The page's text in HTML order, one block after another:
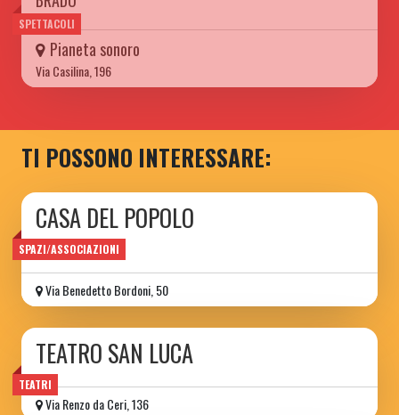
SPETTACOLI
Pianeta sonoro
Via Casilina, 196
TI POSSONO INTERESSARE:
SPAZI/ASSOCIAZIONI
CASA DEL POPOLO
di Torpignattara
Via Benedetto Bordoni, 50
TEATRI
TEATRO SAN LUCA
Via Renzo da Ceri, 136